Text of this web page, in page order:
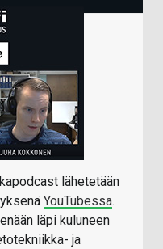
lähetetään
YouTubessa.
läpi kuluneen
ja